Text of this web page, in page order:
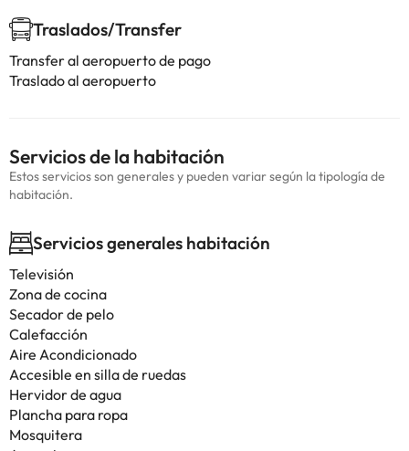
Traslados/Transfer
Transfer al aeropuerto de pago
Traslado al aeropuerto
Servicios de la habitación
Estos servicios son generales y pueden variar según la tipología de
habitación.
Servicios generales habitación
Televisión
Zona de cocina
Secador de pelo
Calefacción
Aire Acondicionado
Accesible en silla de ruedas
Hervidor de agua
Plancha para ropa
Mosquitera